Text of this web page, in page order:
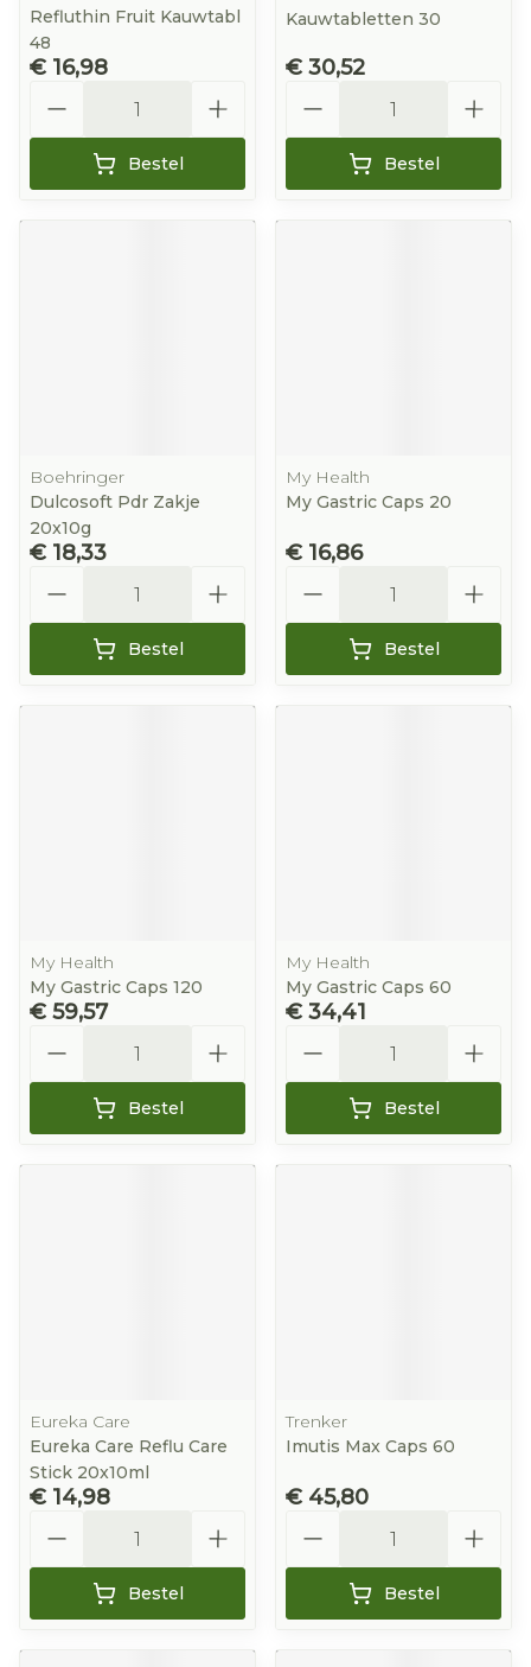
Refluthin Fruit Kauwtabl
48
€ 16,98
Bestel
Kauwtabletten 30
€ 30,52
Bestel
Boehringer
Dulcosoft Pdr Zakje
20x10g
€ 18,33
Bestel
My Health
My Gastric Caps 20
€ 16,86
Bestel
My Health
My Gastric Caps 120
€ 59,57
Bestel
My Health
My Gastric Caps 60
€ 34,41
Bestel
Eureka Care
Eureka Care Reflu Care
Stick 20x10ml
€ 14,98
Bestel
Trenker
Imutis Max Caps 60
€ 45,80
Bestel